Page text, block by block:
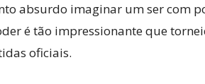
absurdo imaginar um ser com
é tão impressionante que
oficiais.